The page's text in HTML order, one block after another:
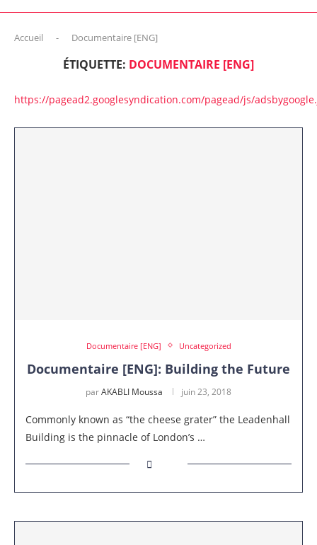
Accueil - Documentaire [ENG]
ÉTIQUETTE: DOCUMENTAIRE [ENG]
https://pagead2.googlesyndication.com/pagead/js/
Documentaire [ENG] Uncategorized
Documentaire [ENG]: Building the Future
parAKABLI Moussa juin 23, 2018
Commonly known as “the cheese grater” the Leadenhall
Building is the pinnacle of London’s …